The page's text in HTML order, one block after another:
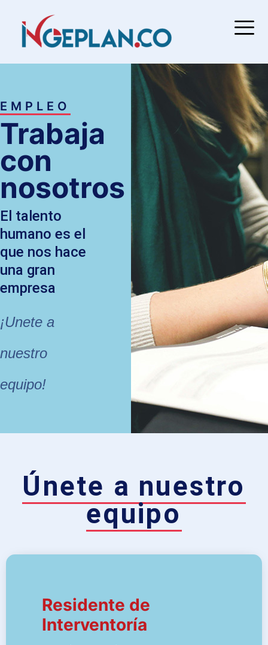
EMPLEO
Trabaja
con
nosotros
El talento
humano es el
que nos hace
una gran
empresa
¡Unete a
nuestro
equipo!
Únete a nuestro
equipo
Residente de
Interventoría